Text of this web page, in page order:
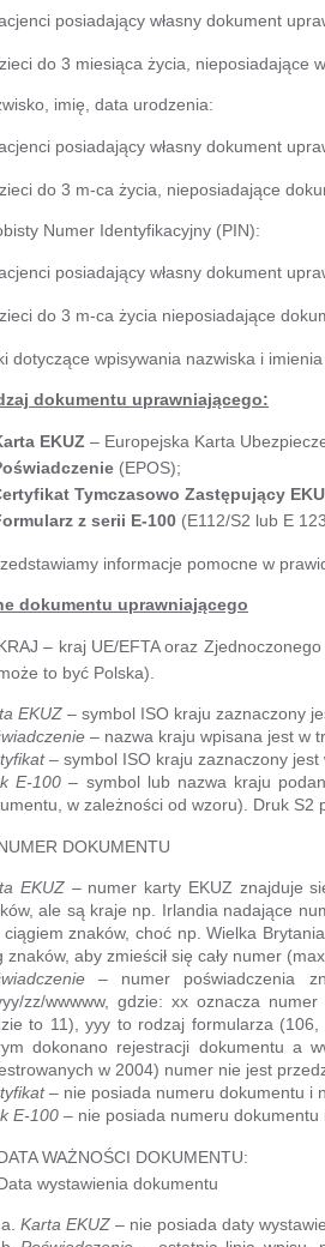
posiadający własny dokument
do 3 miesiąca życia, nieposiadające
imię, data urodzenia:
posiadający własny dokument
do 3 m-ca życia, nieposiadające
Numer Identyfikacyjny (PIN):
posiadający własny dokument
do 3 m-ca życia nieposiadające
dotyczące wpisywania nazwiska i
dokumentu uprawniającego:
EKUZ – Europejska Karta
(EPOS);
Tymczasowo Zastępujący
z serii E-100(E112/S2 lub E
informacje pomocne w
dokumentu uprawniającego
– kraj UE/EFTA oraz
to być Polska).
EKUZ– symbol ISO kraju zaznaczony
– nazwa kraju wpisana jest w
– symbol ISO kraju zaznaczony jest
E-100 – symbol lub nazwa kraju
w zależności od wzoru). Druk S2
DOKUMENTU
EKUZ– numer karty EKUZ znajduje
ale są kraje np. Irlandia nadające
ciągiem znaków, choć np. Wielka
znaków, aby zmieścił się cały numer
– numer poświadczenia
zz/wwwww, gdzie: xx oznacza
to 11), yyy to rodzaj formularza
dokonano rejestracji dokumentu a
w 2004) numer nie jest
– nie posiada numeru dokumentu i
E-100– nie posiada numeru dokumentu
WAŻNOŚCI DOKUMENTU:
wystawienia dokumentu
Karta EKUZ– nie posiada daty